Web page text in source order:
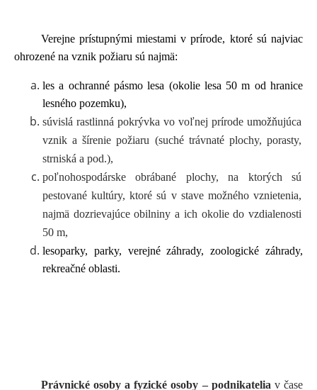
Verejne prístupnými miestami v prírode, ktoré sú najviac
ohrozené na vznik požiaru sú najmä:
les a ochranné pásmo lesa (okolie lesa 50 m od hranice
lesného pozemku),
súvislá rastlinná pokrývka vo voľnej prírode umožňujúca
vznik a šírenie požiaru (suché trávnaté plochy, porasty,
strniská a pod.),
poľnohospodárske obrábané plochy, na ktorých sú
pestované kultúry, ktoré sú v stave možného vznietenia,
najmä dozrievajúce obilniny a ich okolie do vzdialenosti
50 m,
lesoparky, parky, verejné záhrady, zoologické záhrady,
rekreačné oblasti.
Právnické osoby a fyzické osoby – podnikatelia v čase